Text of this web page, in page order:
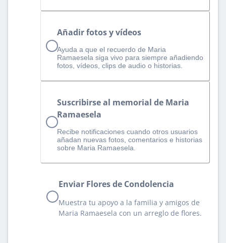
Añadir fotos y vídeos
Ayuda a que el recuerdo de Maria
Ramaesela siga vivo para siempre añadiendo
fotos, vídeos, clips de audio o historias.
Suscribirse al memorial de Maria
Ramaesela
Recibe notificaciones cuando otros usuarios
añadan nuevas fotos, comentarios e historias
sobre Maria Ramaesela.
Enviar Flores de Condolencia
Muestra tu apoyo a la familia y amigos de
Maria Ramaesela con un arreglo de flores.